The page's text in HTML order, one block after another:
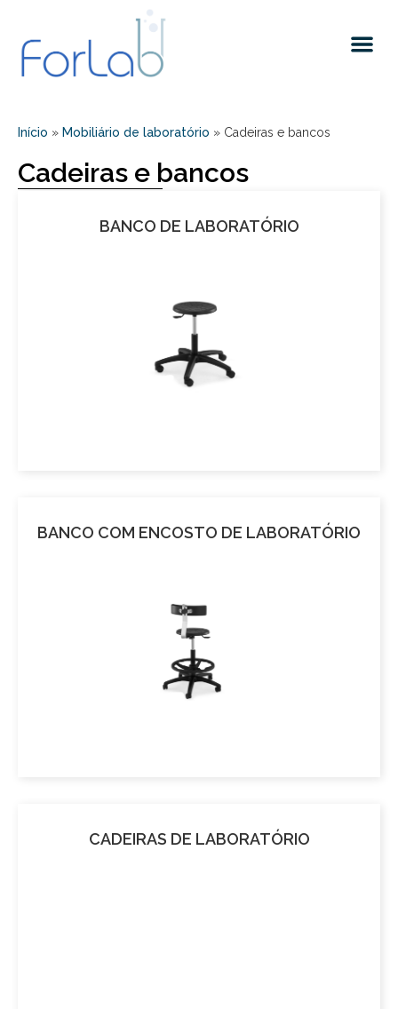
Início » Mobiliário de laboratório » Cadeiras e bancos
Cadeiras e bancos
BANCO DE LABORATÓRIO
BANCO COM ENCOSTO DE LABORATÓRIO
CADEIRAS DE LABORATÓRIO